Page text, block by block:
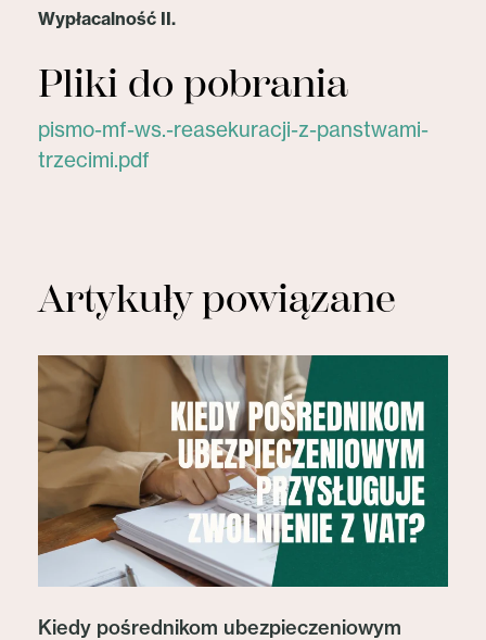
Wypłacalność II.
Pliki do pobrania
pismo-mf-ws.-reasekuracji-z-panstwami-
trzecimi.pdf
Artykuły powiązane
Kiedy pośrednikom ubezpieczeniowym